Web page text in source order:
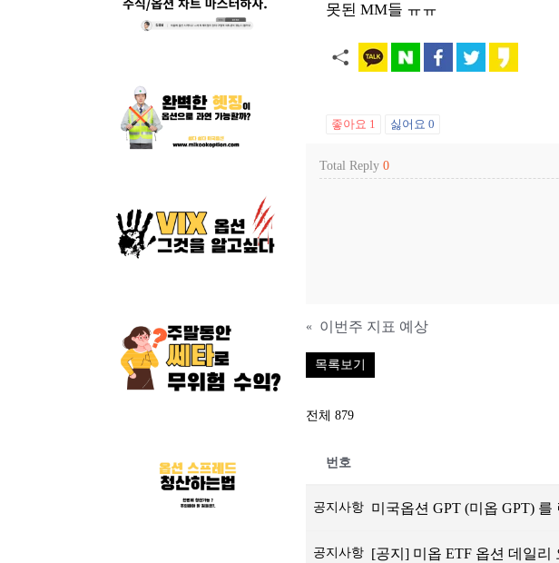
못된 MM들 ㅠㅠ
좋아요 1 싫어요 0
Total Reply 0
« 이번주 지표 예상
목록보기
전체 879
번호
공지사항 미국옵션 GPT (미옵 GPT) 를
공지사항 [공지] 미옵 ETF 옵션 데일리